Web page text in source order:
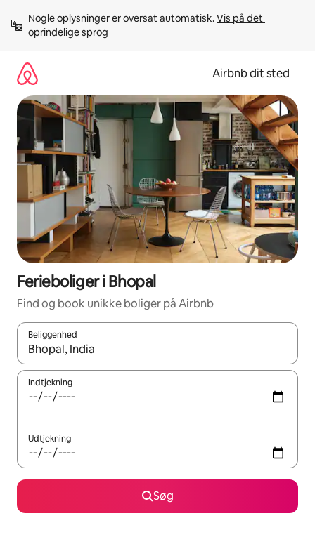
videre
Nogle oplysninger er oversat automatisk. Vis på det
oprindelige sprog
Airbnb dit sted
Ferieboliger i Bhopal
Find og book unikke boliger på Airbnb
Beliggenhed
Når resultaterne er tilgængelige, skal du navigere med
Indtjekning
Udtjekning
Søg